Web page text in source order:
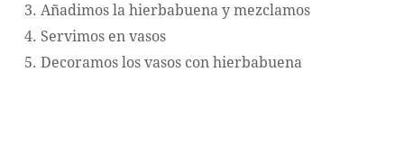
Añadimos la hierbabuena y mezclamos
Servimos en vasos
Decoramos los vasos con hierbabuena